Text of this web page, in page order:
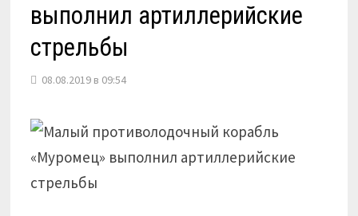
выполнил артиллерийские
стрельбы
08.08.2019 в 09:54